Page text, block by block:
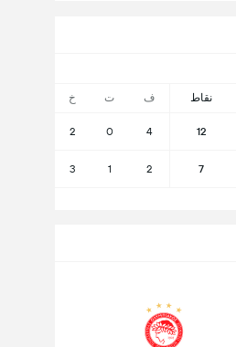
نقاط ف ت خ
12
4
0
2
7
2
1
3